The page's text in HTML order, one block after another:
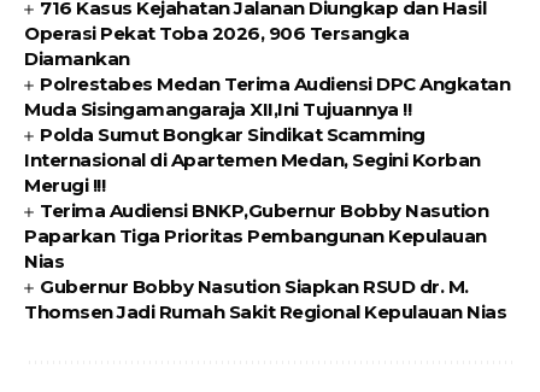
716 Kasus Kejahatan Jalanan Diungkap dan Hasil
Operasi Pekat Toba 2026, 906 Tersangka
Diamankan
Polrestabes Medan Terima Audiensi DPC Angkatan
Muda Sisingamangaraja XII,Ini Tujuannya !!
Polda Sumut Bongkar Sindikat Scamming
Internasional di Apartemen Medan, Segini Korban
Merugi !!!
Terima Audiensi BNKP,Gubernur Bobby Nasution
Paparkan Tiga Prioritas Pembangunan Kepulauan
Nias
Gubernur Bobby Nasution Siapkan RSUD dr. M.
Thomsen Jadi Rumah Sakit Regional Kepulauan Nias